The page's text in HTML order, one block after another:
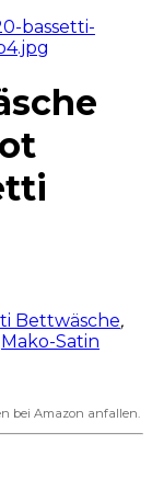
Bettwäsche,
Mako-Satin
bei Amazon anfallen.